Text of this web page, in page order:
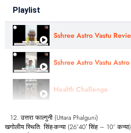
Playlist
Health Challenge
उत्तरा फाल्गुनी (Uttara Phalguni)
खगोलीय स्थिति: सिंह-कन्या (26°40′ सिंह – 10° कन्या)